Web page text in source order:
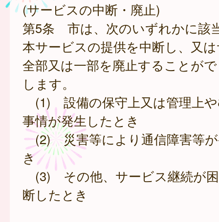
(サービスの中断・廃止)
第5条 市は、次のいずれかに該
本サービスの提供を中断し、又
全部又は一部を廃止することが
します。
(1) 設備の保守上又は管理上
事情が発生したとき
(2) 災害等により通信障害等が
き
(3) その他、サービス継続が
断したとき